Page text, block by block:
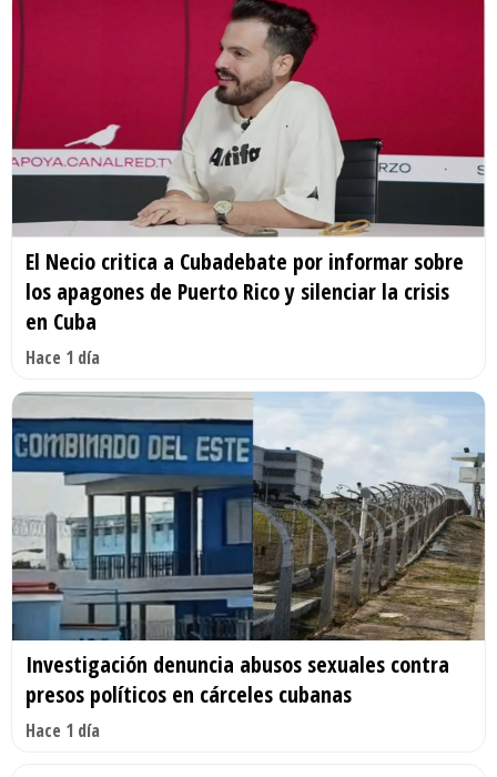
El Necio critica a Cubadebate por informar sobre
los apagones de Puerto Rico y silenciar la crisis
en Cuba
Hace 1 día
Investigación denuncia abusos sexuales contra
presos políticos en cárceles cubanas
Hace 1 día